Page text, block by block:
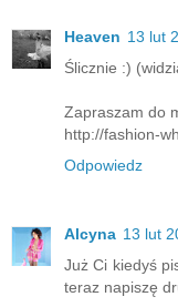
Heaven 13 lut
Ślicznie :)
Zapraszam do
http://fashion-
Odpowiedz
Alcyna 13 lut
Już Ci kiedyś
teraz napiszę